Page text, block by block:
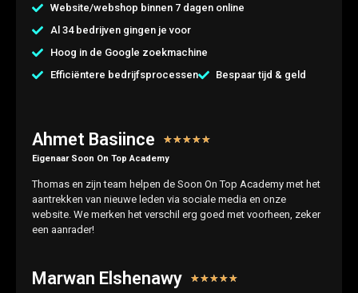
Website/webshop binnen 7 dagen online
Al 34 bedrijven gingen je voor
Hoog in de Google zoekmachine
Efficiëntere bedrijfsprocessen
Bespaar tijd & geld
Ahmet Basiince ★★★★★
Eigenaar Soon On Top Academy
Thomas en zijn team helpen de Soon On Top Academy met het
aantrekken van nieuwe leden via sociale media en onze
website. We merken het verschil erg goed met voorheen, zeker
een aanrader!
Marwan Elshenawy ★★★★★